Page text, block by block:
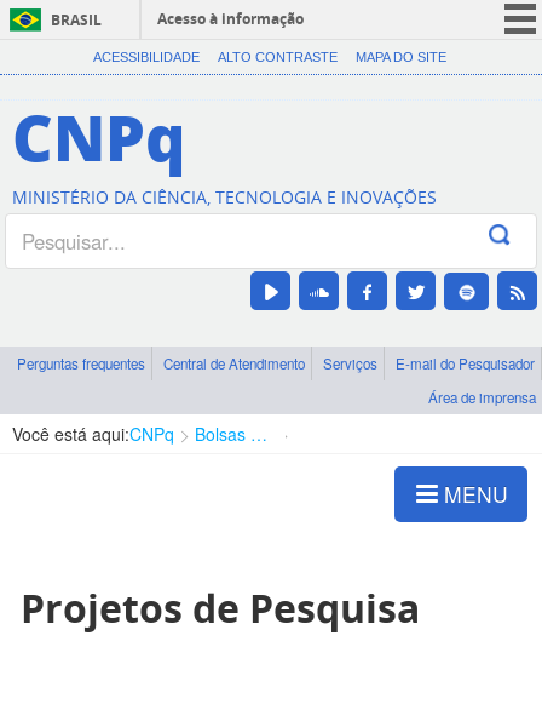
BRASIL
Acesso à informação
CORONAVÍRUS (COVID-19)
Canais
ACESSIBILIDADE ALTO CONTRASTE MAPA DO SITE
CNPq
MINISTÉRIO DA CIÊNCIA, TECNOLOGIA E INOVAÇÕES
Perguntas frequentes Central de Atendimento Serviços
E-mail do Pesquisador
Área de imprensa
Você está aqui:CNPq Bolsas e Auxílios Vigentes
MENU
Projetos de Pesquisa